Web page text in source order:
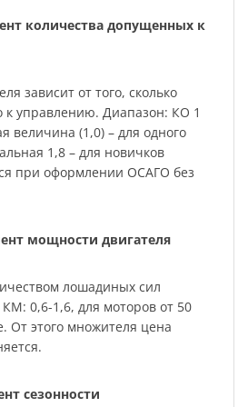
количества допущенных к
зависит от того, сколько
к управлению. Диапазон: КО 1
величина (1,0) – для одного
1,8 – для новичков
при оформлении ОСАГО без
мощности двигателя
лошадиных сил
0,6-1,6, для моторов от 50
От этого множителя цена
сезонности